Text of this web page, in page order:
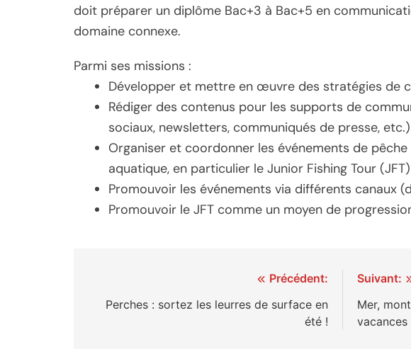
doit préparer un diplôme Bac+3 à Bac+5 en
domaine connexe.
Parmi ses missions :
Développer et mettre en œuvre des stratégies de
Rédiger des contenus pour les supports de
sociaux, newsletters, communiqués de presse,
Organiser et coordonner les événements de
aquatique, en particulier le Junior Fishing Tour
Promouvoir les événements via différents canaux
Promouvoir le JFT comme un moyen de
de
Précédent:
Perches : sortez les leurres de surface en
été !
Suivant:
Mer,